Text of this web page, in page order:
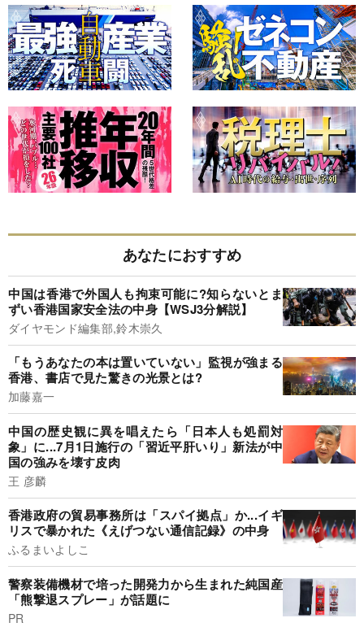
あなたにおすすめ
中国は香港で外国人も拘束可能に?知らないとま
ずい香港国家安全法の中身【WSJ3分解説】
ダイヤモンド編集部,鈴木崇久
「もうあなたの本は置いていない」監視が強まる
香港、書店で見た驚きの光景とは?
加藤嘉一
中国の歴史観に異を唱えたら「日本人も処罰対
象」に...7月1日施行の「習近平肝いり」新法が中
国の強みを壊す皮肉
王 彦麟
香港政府の貿易事務所は「スパイ拠点」か...イギ
リスで暴かれた《えげつない通信記録》の中身
ふるまいよしこ
警察装備機材で培った開発力から生まれた純国産
「熊撃退スプレー」が話題に
PR